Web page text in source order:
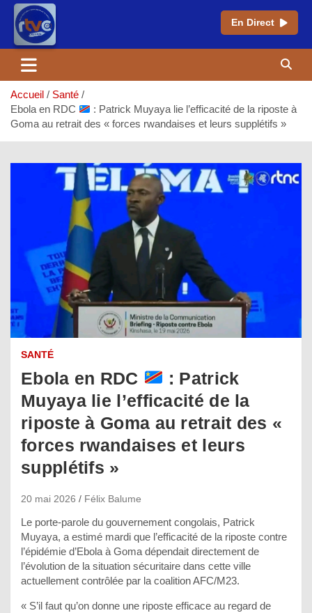
En Direct
contenu
Accueil
Santé
Ebola en RDC
: Patrick Muyaya lie l’efficacité de la riposte à
Goma au retrait des « forces rwandaises et leurs supplétifs »
SANTÉ
Ebola en RDC
: Patrick
Muyaya lie l’efficacité de la
riposte à Goma au retrait des «
forces rwandaises et leurs
supplétifs »
20 mai 2026 Félix Balume
Le porte-parole du gouvernement congolais, Patrick
Muyaya, a estimé mardi que l’efficacité de la riposte contre
l’épidémie d’Ebola à Goma dépendait directement de
l’évolution de la situation sécuritaire dans cette ville
actuellement contrôlée par la coalition AFC/M23.
« S’il faut qu’on donne une riposte efficace au regard de